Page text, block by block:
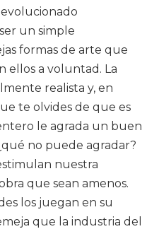
un simple
formas de arte que
ellos a voluntad. La
realista y, en
te olvides de que es
le agrada un buen
no puede agradar?
nuestra
que sean amenos.
los juegan en su
que la industria del